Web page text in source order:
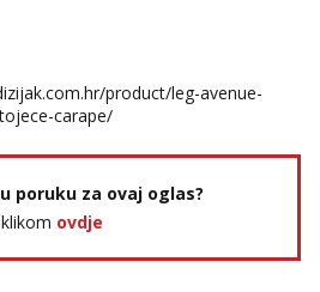
product/leg-avenue-
carape/
poruku za ovaj oglas?
ovdje